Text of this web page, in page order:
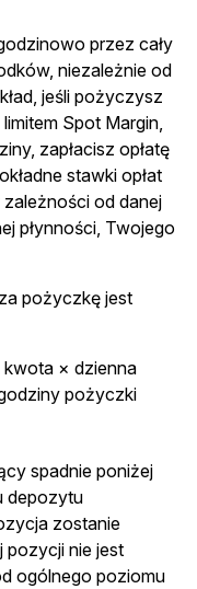
przez cały
niezależnie od
jeśli pożyczysz
Spot Margin,
zapłacisz opłatę
stawki opłat
od danej
płynności, Twojego
pożyczkę jest
× dzienna
pożyczki
spadnie poniżej
depozytu
zostanie
pozycji nie jest
ogólnego poziomu